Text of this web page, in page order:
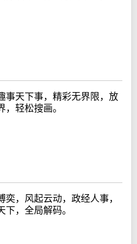
事天下事，精彩无界限，放
，轻松搜画。
奕，风起云动，政经人事，
下，全局解码。